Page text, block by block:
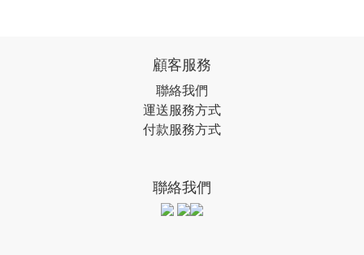
顧客服務
聯絡我們
運送服務方式
付款服務方式
聯絡我們